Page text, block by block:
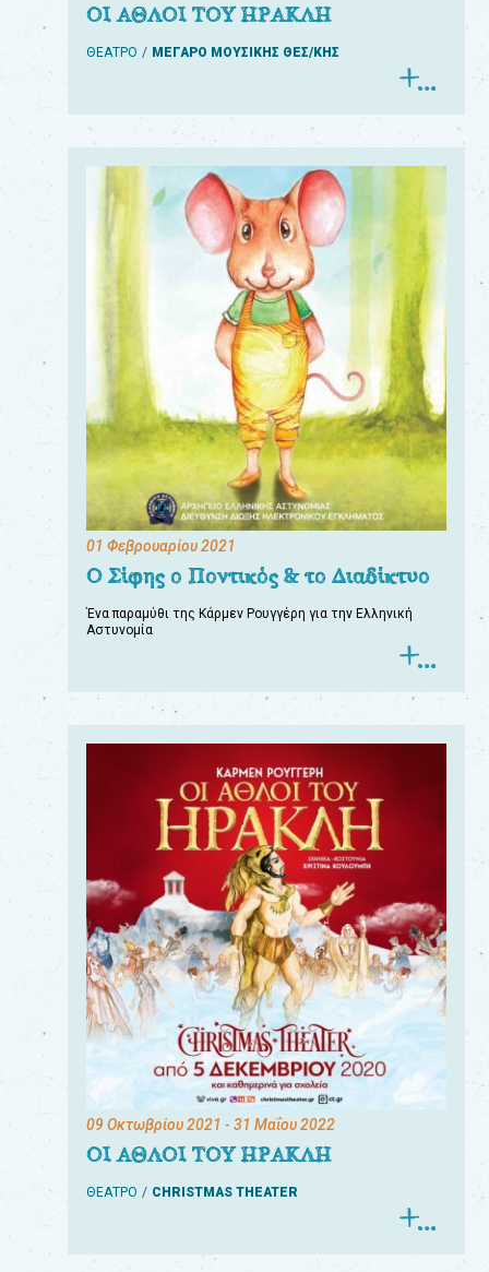
ΟΙ ΑΘΛΟΙ ΤΟΥ ΗΡΑΚΛΗ
ΘΕΑΤΡΟ ΜΕΓΑΡΟ ΜΟΥΣΙΚΗΣ ΘΕΣ/ΚΗΣ
01 Φεβρουαρίου 2021
Ο Σίφης ο Ποντικός & το Διαδίκτυο
Ένα παραμύθι της Κάρμεν Ρουγγέρη για την Ελληνική
Αστυνομία
09 Οκτωβρίου 2021 - 31 Μαΐου 2022
ΟΙ ΑΘΛΟΙ ΤΟΥ ΗΡΑΚΛΗ
ΘΕΑΤΡΟ CHRISTMAS THEATER